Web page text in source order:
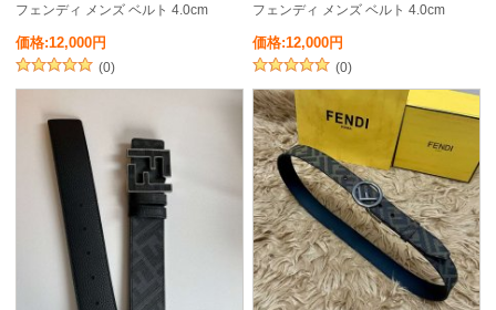
フェンディ メンズ ベルト 4.0cm
価格:12,000円
(0)
フェンディ メンズ ベルト 4.0cm
価格:12,000円
(0)